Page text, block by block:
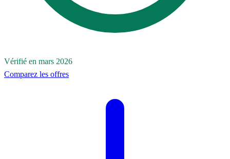
Vérifié en mars 2026
Comparez les offres